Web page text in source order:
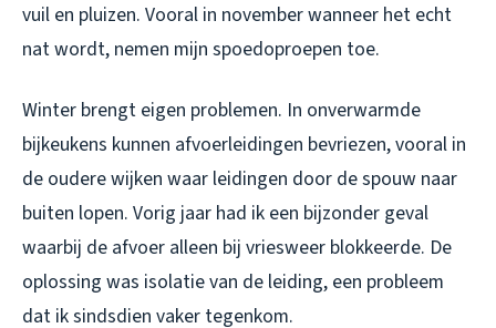
vuil en pluizen. Vooral in november wanneer het echt
nat wordt, nemen mijn spoedoproepen toe.
Winter brengt eigen problemen. In onverwarmde
bijkeukens kunnen afvoerleidingen bevriezen, vooral in
de oudere wijken waar leidingen door de spouw naar
buiten lopen. Vorig jaar had ik een bijzonder geval
waarbij de afvoer alleen bij vriesweer blokkeerde. De
oplossing was isolatie van de leiding, een probleem
dat ik sindsdien vaker tegenkom.